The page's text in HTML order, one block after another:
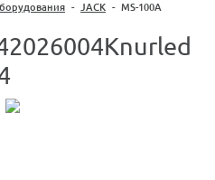
- JACK - MS-100A